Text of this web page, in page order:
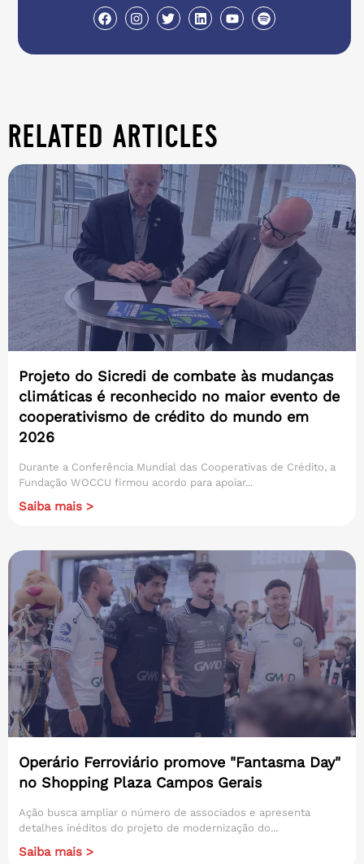
related articles
Projeto do Sicredi de combate às mudanças
climáticas é reconhecido no maior evento de
cooperativismo de crédito do mundo em
2026
Durante a Conferência Mundial das Cooperativas de Crédito, a
Fundação WOCCU firmou acordo para apoiar...
Saiba mais >
Operário Ferroviário promove "Fantasma Day"
no Shopping Plaza Campos Gerais
Ação busca ampliar o número de associados e apresenta
detalhes inéditos do projeto de modernização do...
Saiba mais >